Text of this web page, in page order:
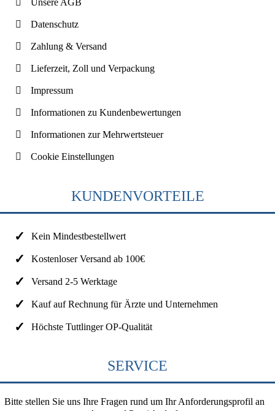
Unsere AGB
Datenschutz
Zahlung & Versand
Lieferzeit, Zoll und Verpackung
Impressum
Informationen zu Kundenbewertungen
Informationen zur Mehrwertsteuer
Cookie Einstellungen
KUNDENVORTEILE
Kein Mindestbestellwert
Kostenloser Versand ab 100€
Versand 2-5 Werktage
Kauf auf Rechnung für Ärzte und Unternehmen
Höchste Tuttlinger OP-Qualität
SERVICE
Bitte stellen Sie uns Ihre Fragen rund um Ihr Anforderungsprofil an